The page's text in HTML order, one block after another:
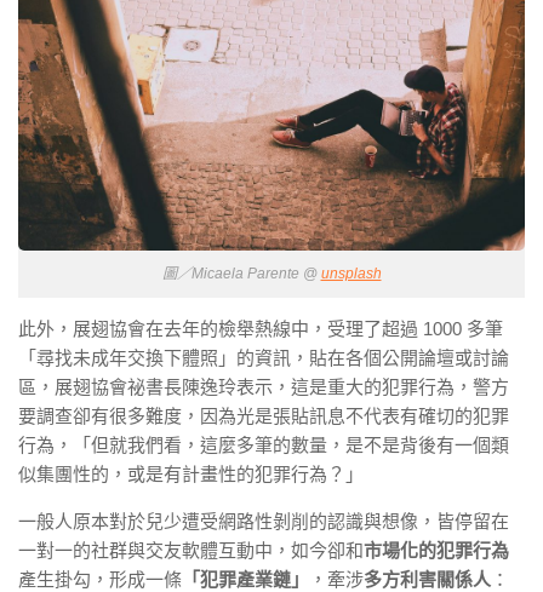
圖／Micaela Parente @ unsplash
此外，展翅協會在去年的檢舉熱線中，受理了超過 1000 多筆
「尋找未成年交換下體照」的資訊，貼在各個公開論壇或討論
區，展翅協會祕書長陳逸玲表示，這是重大的犯罪行為，警方
要調查卻有很多難度，因為光是張貼訊息不代表有確切的犯罪
行為，「但就我們看，這麼多筆的數量，是不是背後有一個類
似集團性的，或是有計畫性的犯罪行為？」
一般人原本對於兒少遭受網路性剝削的認識與想像，皆停留在
一對一的社群與交友軟體互動中，如今卻和市場化的犯罪行為
產生掛勾，形成一條 「犯罪產業鏈」 ，牽涉多方利害關係人 ：